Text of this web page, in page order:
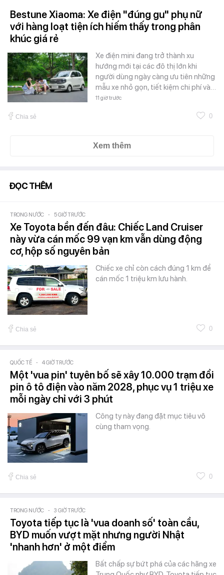
Bestune Xiaoma: Xe điện "đúng gu" phụ nữ
với hàng loạt tiện ích hiếm thấy trong phân
khúc giá rẻ
Xe điện mini đang trở thành xu
hướng mới tại các đô thị lớn khi
người dùng ngày càng ưu tiên những
mẫu xe nhỏ gọn, tiết kiệm chi phí và…
11 giờ trước
Chia sẻ 0
Xem thêm
ĐỌC THÊM
TRONG NƯỚC - 5 GIỜ TRƯỚC
Xe Toyota bền đến đâu: Chiếc Land Cruiser
này vừa cán mốc 99 vạn km vẫn dùng động
cơ, hộp số nguyên bản
Chiếc xe chỉ còn cách đúng 1 km để
cán mốc 1 triệu km lưu hành.
Chia sẻ 0
QUỐC TẾ - 4 GIỜ TRƯỚC
Một 'vua pin' tuyên bố sẽ xây 10.000 trạm đổi
pin ô tô điện vào năm 2028, phục vụ 1 triệu xe
mỗi ngày chỉ với 3 phút
Công ty này đang đặt mục tiêu vô
cùng tham vọng.
Chia sẻ 0
TRONG NƯỚC - 3 GIỜ TRƯỚC
Toyota tiếp tục là 'vua doanh số' toàn cầu,
BYD muốn vượt mặt nhưng người Nhật
'nhanh hơn' ở một điểm
Bất chấp sự bứt phá của các hãng xe